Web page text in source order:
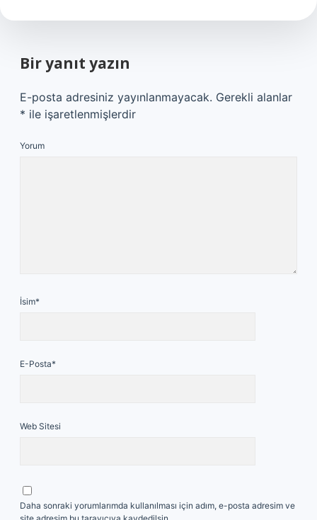
Bir yanıt yazın
E-posta adresiniz yayınlanmayacak. Gerekli alanlar
* ile işaretlenmişlerdir
Yorum
İsim*
E-Posta*
Web Sitesi
Daha sonraki yorumlarımda kullanılması için adım, e-posta adresim ve